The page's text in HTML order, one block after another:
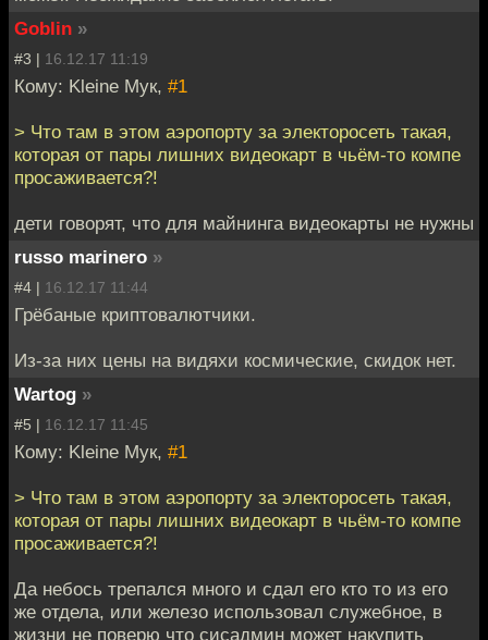
Goblin »
#3 | 16.12.17 11:19
Кому: Kleine Мук, #1
> Что там в этом аэропорту за электоросеть такая,
которая от пары лишних видеокарт в чьём-то компе
просаживается?!
дети говорят, что для майнинга видеокарты не нужны
russo marinero »
#4 | 16.12.17 11:44
Грёбаные криптовалютчики.
Из-за них цены на видяхи космические, скидок нет.
Wartog »
#5 | 16.12.17 11:45
Кому: Kleine Мук, #1
> Что там в этом аэропорту за электоросеть такая,
которая от пары лишних видеокарт в чьём-то компе
просаживается?!
Да небось трепался много и сдал его кто то из его
же отдела, или железо использовал служебное, в
жизни не поверю что сисадмин может накупить